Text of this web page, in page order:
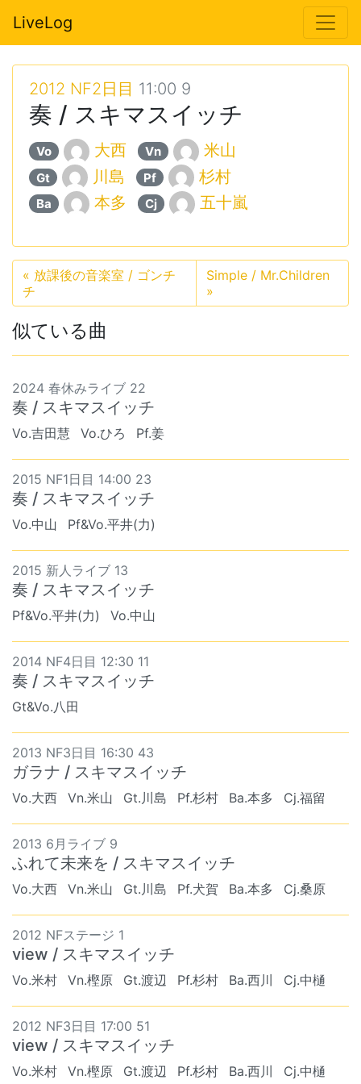
LiveLog
2012 NF2日目 11:00 9
奏 / スキマスイッチ
Vo 大西 Vn 米山
Gt 川島 Pf 杉村
Ba 本多 Cj 五十嵐
« 放課後の音楽室 / ゴンチ
チ
Simple / Mr.Children
»
似ている曲
2024 春休みライブ 22
奏 / スキマスイッチ
Vo.吉田慧 Vo.ひろ Pf.姜
2015 NF1日目 14:00 23
奏 / スキマスイッチ
Vo.中山 Pf&Vo.平井(力)
2015 新人ライブ 13
奏 / スキマスイッチ
Pf&Vo.平井(力) Vo.中山
2014 NF4日目 12:30 11
奏 / スキマスイッチ
Gt&Vo.八田
2013 NF3日目 16:30 43
ガラナ / スキマスイッチ
Vo.大西 Vn.米山 Gt.川島 Pf.杉村 Ba.本多 Cj.福留
2013 6月ライブ 9
ふれて未来を / スキマスイッチ
Vo.大西 Vn.米山 Gt.川島 Pf.犬賀 Ba.本多 Cj.桑原
2012 NFステージ 1
view / スキマスイッチ
Vo.米村 Vn.樫原 Gt.渡辺 Pf.杉村 Ba.西川 Cj.中樋
2012 NF3日目 17:00 51
view / スキマスイッチ
Vo.米村 Vn.樫原 Gt.渡辺 Pf.杉村 Ba.西川 Cj.中樋